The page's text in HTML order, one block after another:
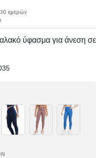
30 ημερών
ύφασμα για άνεση σε